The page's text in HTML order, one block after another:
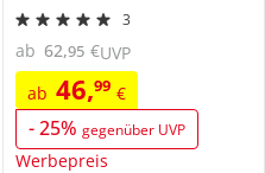
3
ab 46,99 €
-25% gegenüber UVP
Werbepreis
ab 62,95 €UVP